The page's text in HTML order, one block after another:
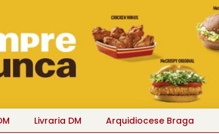
Livraria DM Arquidiocese Braga